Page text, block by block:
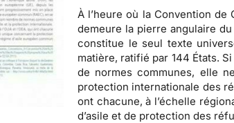
À l’heure où la Convention de
demeure la pierre angulaire
constitue le seul texte
matière, ratifié par 144 États.
de normes communes, elle
protection internationale des
ont chacune, à l’échelle
d’asile et de protection des